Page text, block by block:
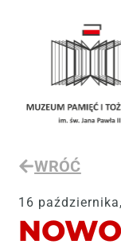
WRÓĆ
16